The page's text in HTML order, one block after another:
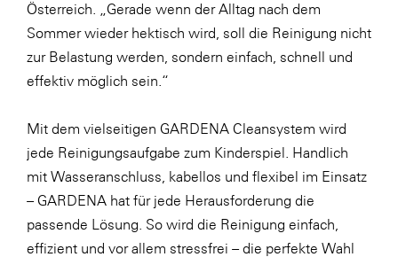
Österreich. „Gerade wenn der Alltag nach dem
Sommer wieder hektisch wird, soll die Reinigung nicht
zur Belastung werden, sondern einfach, schnell und
effektiv möglich sein.“
Mit dem vielseitigen GARDENA Cleansystem wird
jede Reinigungsaufgabe zum Kinderspiel. Handlich
mit Wasseranschluss, kabellos und flexibel im Einsatz
– GARDENA hat für jede Herausforderung die
passende Lösung. So wird die Reinigung einfach,
effizient und vor allem stressfrei – die perfekte Wahl